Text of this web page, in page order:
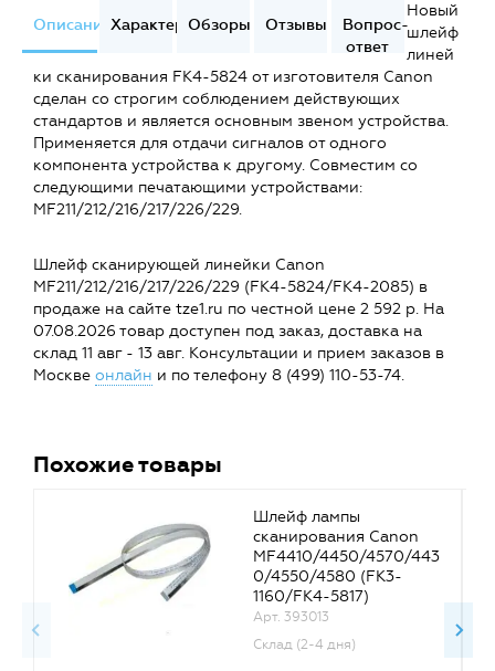
ОписаниеХарактеристики
Обзоры Отзывы
Вопрос-
ответ
Новый
шлейф
линей
ки сканирования FK4-5824 от изготовителя Canon
сделан со строгим соблюдением действующих
стандартов и является основным звеном устройства.
Применяется для отдачи сигналов от одного
компонента устройства к другому. Совместим со
следующими печатающими устройствами:
MF211/212/216/217/226/229.
Шлейф сканирующей линейки Canon
MF211/212/216/217/226/229 (FK4-5824/FK4-2085) в
продаже на сайте tze1.ru по честной цене 2 592 р. На
07.08.2026 товар доступен под заказ, доставка на
склад 11 авг - 13 авг. Консультации и прием заказов в
Москве онлайн и по телефону 8 (499) 110-53-74.
Похожие товары
Шлейф лампы
сканирования Canon
MF4410/4450/4570/443
0/4550/4580 (FK3-
1160/FK4-5817)
Арт. 393013
Склад (2-4 дня)